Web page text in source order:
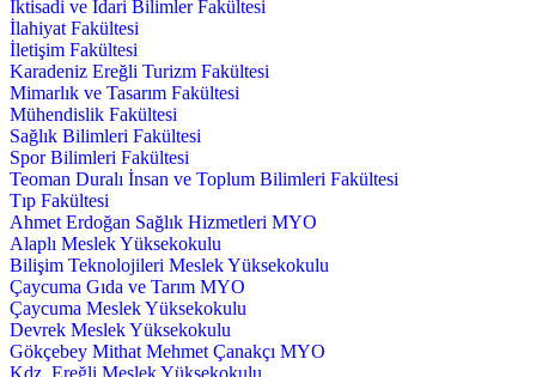
İktisadi ve İdari Bilimler Fakültesi
İlahiyat Fakültesi
İletişim Fakültesi
Karadeniz Ereğli Turizm Fakültesi
Mimarlık ve Tasarım Fakültesi
Mühendislik Fakültesi
Sağlık Bilimleri Fakültesi
Spor Bilimleri Fakültesi
Teoman Duralı İnsan ve Toplum Bilimleri Fakültesi
Tıp Fakültesi
Ahmet Erdoğan Sağlık Hizmetleri MYO
Alaplı Meslek Yüksekokulu
Bilişim Teknolojileri Meslek Yüksekokulu
Çaycuma Gıda ve Tarım MYO
Çaycuma Meslek Yüksekokulu
Devrek Meslek Yüksekokulu
Gökçebey Mithat Mehmet Çanakçı MYO